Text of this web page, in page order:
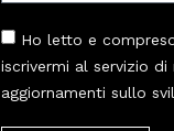
Ho letto e
iscrivermi al servizio
aggiornamenti sullo